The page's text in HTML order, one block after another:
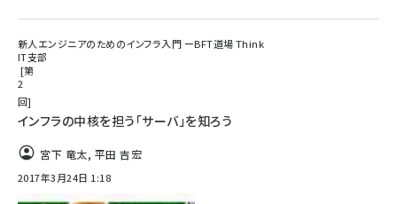
新人エンジニアのためのインフラ入門 ーBFT道場 Think
IT支部
第
2
回
インフラの中核を担う「サーバ」を知ろう
宮下 竜太, 平田 吉宏
2017年3月24日 1:18